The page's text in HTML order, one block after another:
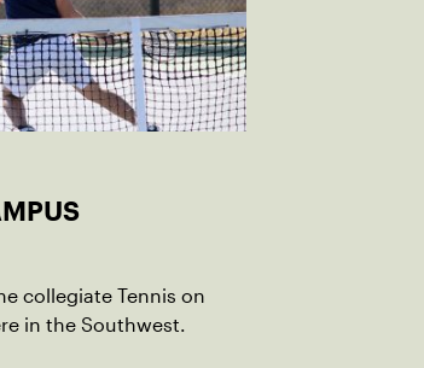
collegiate Tennis on
in the Southwest.